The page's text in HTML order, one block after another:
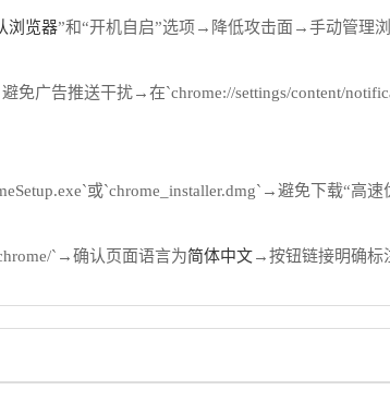
浏览器”和“开机自启”选项→降低攻击面→手动管理
免广告推送干扰→在`chrome://settings/content/
或`chrome_installer.dmg`→避免下载“高
`→确认页面语言为简体中文→按钮链接明确标